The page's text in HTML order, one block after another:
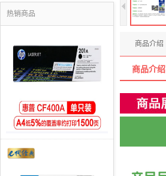
热销商品
商品介绍
商品介绍